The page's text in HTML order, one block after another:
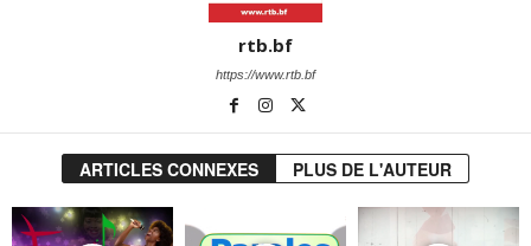
rtb.bf
https://www.rtb.bf
ARTICLES CONNEXES PLUS DE L'AUTEUR